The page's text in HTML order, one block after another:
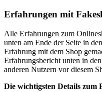
Erfahrungen mit
Alle Erfahrungen zum
unten am Ende der Seite in
Erfahrung mit dem Shop
Erfahrungsbericht unten in
anderen Nutzern vor diesem
Die wichtigsten Details zum